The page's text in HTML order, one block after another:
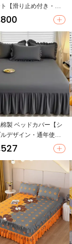
【滑り止め付き・通
可・綿素材】（セッ
ップ対応）
製 ベッドカバー【シ
デザイン・通年使用
プリンセススタイ
（セットアップ対応）